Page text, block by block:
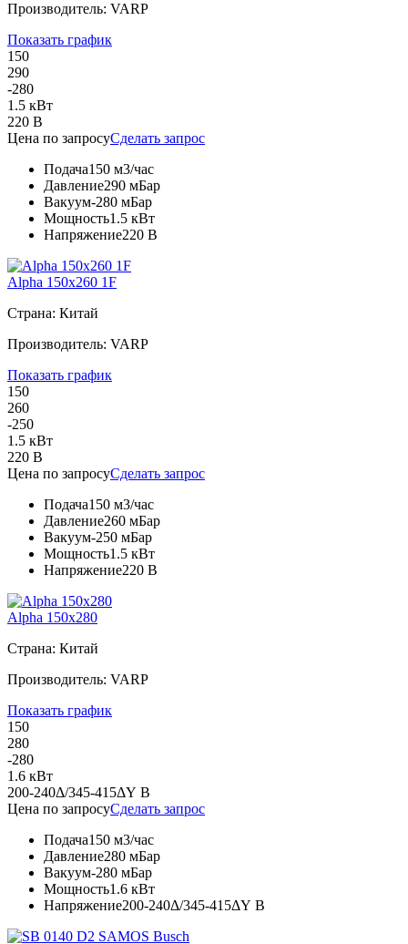
Производитель: VARP
Показать график
150
290
-280
1.5 кВт
220 В
Цена по запросуСделать запрос
Подача150 м3/час
Давление290 мБар
Вакуум-280 мБар
Мощность1.5 кВт
Напряжение220 В
Alpha 150x260 1F
Страна: Китай
Производитель: VARP
Показать график
150
260
-250
1.5 кВт
220 В
Цена по запросуСделать запрос
Подача150 м3/час
Давление260 мБар
Вакуум-250 мБар
Мощность1.5 кВт
Напряжение220 В
Alpha 150x280
Страна: Китай
Производитель: VARP
Показать график
150
280
-280
1.6 кВт
200-240Δ/345-415ΔY В
Цена по запросуСделать запрос
Подача150 м3/час
Давление280 мБар
Вакуум-280 мБар
Мощность1.6 кВт
Напряжение200-240Δ/345-415ΔY В